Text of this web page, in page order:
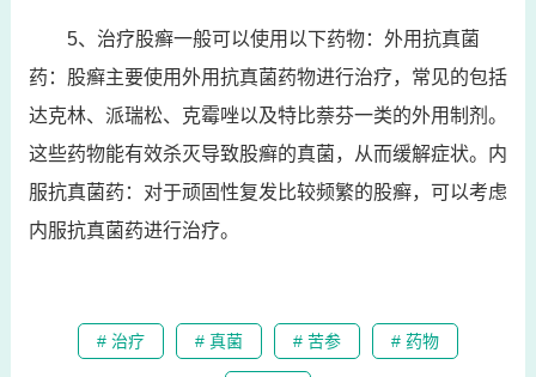
5、治疗股癣一般可以使用以下药物：外用抗真菌
药：股癣主要使用外用抗真菌药物进行治疗，常见的包括
达克林、派瑞松、克霉唑以及特比萘芬一类的外用制剂。
这些药物能有效杀灭导致股癣的真菌，从而缓解症状。内
服抗真菌药：对于顽固性复发比较频繁的股癣，可以考虑
内服抗真菌药进行治疗。
# 治疗 # 真菌 # 苦参 # 药物